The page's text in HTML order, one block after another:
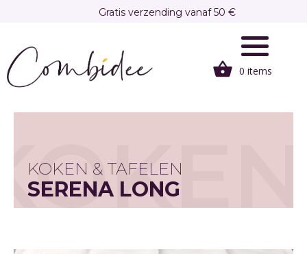
inhoud
gaan
Gratis verzending vanaf 50 €
0 items
KOKEN & TAFELEN
SERENA LONG